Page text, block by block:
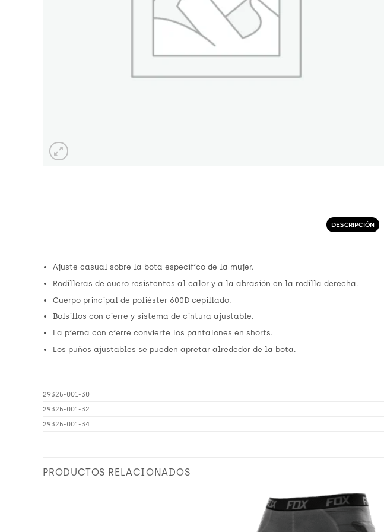
DESCRIPCIÓN
Ajuste casual sobre la bota específico de la mujer.
Rodilleras de cuero resistentes al calor y a la abrasión en la rodilla derecha.
Cuerpo principal de poliéster 600D cepillado.
Bolsillos con cierre y sistema de cintura ajustable.
La pierna con cierre convierte los pantalones en shorts.
Los puños ajustables se pueden apretar alrededor de la bota.
29325-001-30
29325-001-32
29325-001-34
PRODUCTOS RELACIONADOS
Añadir
a